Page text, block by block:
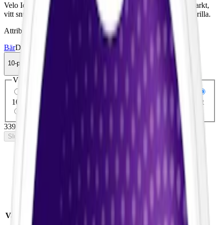
Velo Icy Berries Stark, lanserad av BAT vintern 2023, är ett starkt,
vitt snus med bärsmak och kylande effekt. 10 mg nikotin per prilla.
Attribut
BärDelisted Slim Torr PortionVelo
10-pack
339,90 kr
Slut i lager
Välj antal dosor
1-pack
36,90 kr
10-pack
339,90 kr 33,79 kr
/st
50-pack
339,90 kr
/
Slut i lager
Snabb fakta om VElo Icy
Berries Starkt Vitt Snus
Varumärke:
bär
kylande effekt